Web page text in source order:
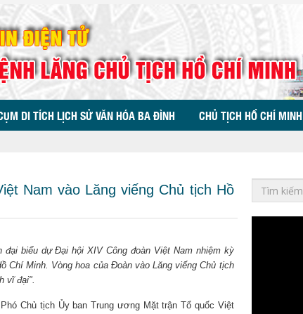
DI TÍCH LỊCH SỬ VĂN HÓA BA ĐÌNH CHỦ TỊCH HỒ CHÍ MINH
Nam vào Lăng viếng Chủ tịch Hồ
biểu dự Đại hội XIV Công đoàn Việt Nam nhiệm kỳ
Chí Minh. Vòng hoa của Đoàn vào Lăng viếng Chủ tịch
vĩ đại".
Chủ tịch Ủy ban Trung ương Mặt trận Tổ quốc Việt